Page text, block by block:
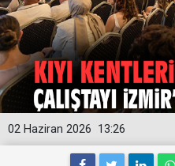
13:26
02 Haziran 2026